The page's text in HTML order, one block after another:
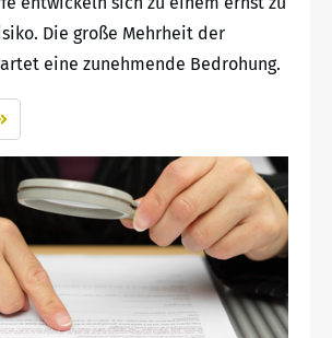
Die große Mehrheit der
eine zunehmende Bedrohung.